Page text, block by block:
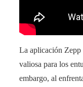
La aplicación Zepp
valiosa para los
embargo, al